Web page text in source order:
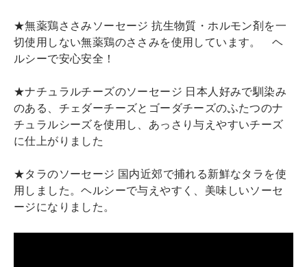
★無薬鶏ささみソーセージ 抗生物質・ホルモン剤を一
切使用しない無薬鶏のささみを使用しています。 ヘ
ルシーで安心安全！
★ナチュラルチーズのソーセージ 日本人好みで馴染み
のある、チェダーチーズとゴーダチーズのふたつのナ
チュラルシーズを使用し、あっさり与えやすいチーズ
に仕上がりました
★タラのソーセージ 国内近郊で捕れる新鮮なタラを使
用しました。ヘルシーで与えやすく、美味しいソーセ
ージになりました。